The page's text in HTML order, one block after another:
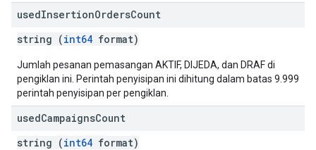
usedInsertionOrdersCount
string (int64 format)
Jumlah pesanan pemasangan AKTIF, DIJEDA, dan DRAF di
pengiklan ini. Perintah penyisipan ini dihitung dalam batas 9.999
perintah penyisipan per pengiklan.
usedCampaignsCount
string (int64 format)